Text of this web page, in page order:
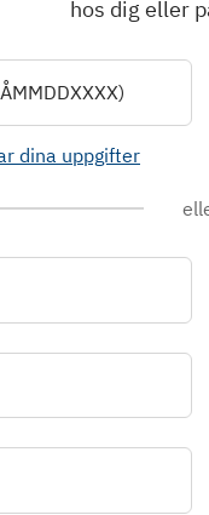
hos dig eller
dina uppgifter